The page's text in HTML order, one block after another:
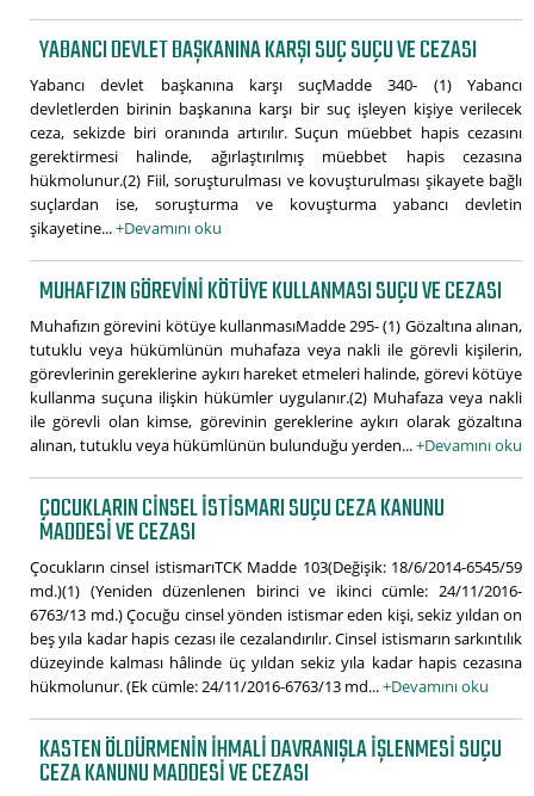
YABANCI DEVLET BAŞKANINA KARŞI SUÇ SUÇU VE CEZASI
Yabancı devlet başkanına karşı suçMadde 340- (1) Yabancı
devletlerden birinin başkanına karşı bir suç işleyen kişiye verilecek
ceza, sekizde biri oranında artırılır. Suçun müebbet hapis cezasını
gerektirmesi halinde, ağırlaştırılmış müebbet hapis cezasına
hükmolunur.(2) Fiil, soruşturulması ve kovuşturulması şikayete bağlı
suçlardan ise, soruşturma ve kovuşturma yabancı devletin
şikayetine...+Devamını oku
MUHAFIZIN GÖREVINI KÖTÜYE KULLANMASI SUÇU VE CEZASI
Muhafızın görevini kötüye kullanmasıMadde 295- (1) Gözaltına alınan,
tutuklu veya hükümlünün muhafaza veya nakli ile görevli kişilerin,
görevlerinin gereklerine aykırı hareket etmeleri halinde, görevi kötüye
kullanma suçuna ilişkin hükümler uygulanır.(2) Muhafaza veya nakli
ile görevli olan kimse, görevinin gereklerine aykırı olarak gözaltına
alınan, tutuklu veya hükümlünün bulunduğu yerden...+Devamını oku
ÇOCUKLARIN CINSEL İSTISMARI SUÇU CEZA KANUNU
MADDESI VE CEZASI
Çocukların cinsel istismarıTCK Madde 103(Değişik: 18/6/2014-6545/59
md.)(1) (Yeniden düzenlenen birinci ve ikinci cümle: 24/11/2016-
6763/13 md.) Çocuğu cinsel yönden istismar eden kişi, sekiz yıldan on
beş yıla kadar hapis cezası ile cezalandırılır. Cinsel istismarın sarkıntılık
düzeyinde kalması hâlinde üç yıldan sekiz yıla kadar hapis cezasına
hükmolunur. (Ek cümle: 24/11/2016-6763/13 md...+Devamını oku
KASTEN ÖLDÜRMENIN IHMALI DAVRANIŞLA IŞLENMESI SUÇU
CEZA KANUNU MADDESI VE CEZASI